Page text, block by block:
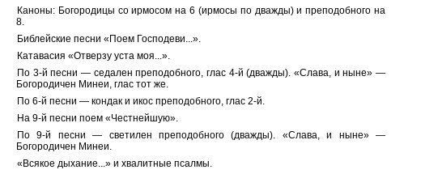
Каноны: Богородицы со ирмосом на 6 (ирмосы по дважды) и преподобного на
8.
Библейские песни «Поем Господеви...».
Катавасия «Отверзу уста моя...».
По 3-й песни — седален преподобного, глас 4-й (дважды). «Слава, и ныне» —
Богородичен Минеи, глас тот же.
По 6-й песни — кондак и икос преподобного, глас 2-й.
На 9-й песни поем «Честнейшую».
По 9-й песни — светилен преподобного (дважды). «Слава, и ныне» —
Богородичен Минеи.
«Всякое дыхание...» и хвалитные псалмы.